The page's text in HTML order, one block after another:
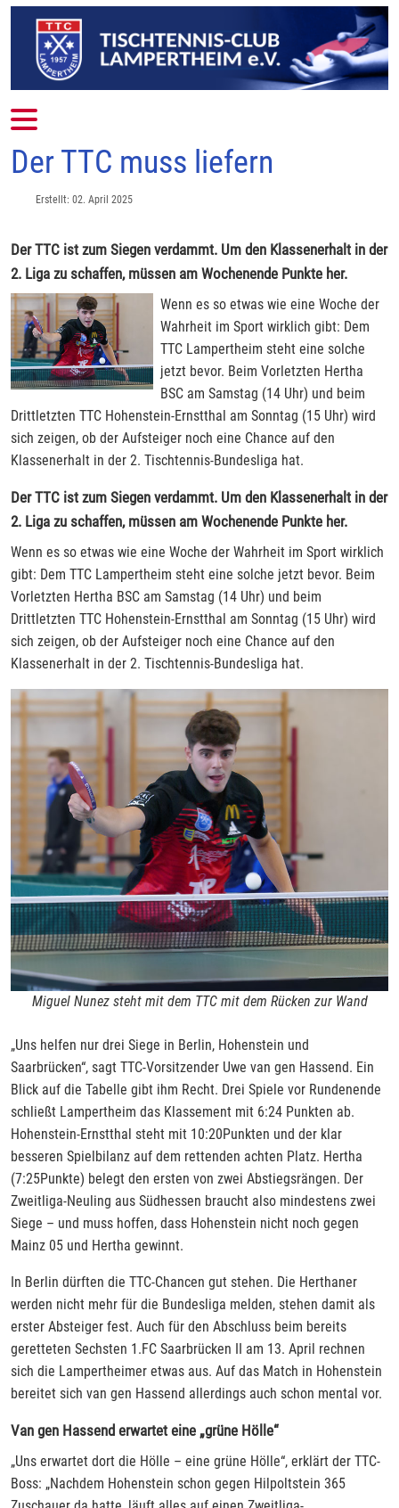
Mobile Menu Toggle
Der TTC muss liefern
Erstellt: 02. April 2025
Der TTC ist zum Siegen verdammt. Um den Klassenerhalt in der
2. Liga zu schaffen, müssen am Wochenende Punkte her.
Wenn es so etwas wie eine Woche der
Wahrheit im Sport wirklich gibt: Dem
TTC Lampertheim steht eine solche
jetzt bevor. Beim Vorletzten Hertha
BSC am Samstag (14 Uhr) und beim
Drittletzten TTC Hohenstein-Ernstthal am Sonntag (15 Uhr) wird
sich zeigen, ob der Aufsteiger noch eine Chance auf den
Klassenerhalt in der 2. Tischtennis-Bundesliga hat.
Der TTC ist zum Siegen verdammt. Um den Klassenerhalt in der
2. Liga zu schaffen, müssen am Wochenende Punkte her.
Wenn es so etwas wie eine Woche der Wahrheit im Sport wirklich
gibt: Dem TTC Lampertheim steht eine solche jetzt bevor. Beim
Vorletzten Hertha BSC am Samstag (14 Uhr) und beim
Drittletzten TTC Hohenstein-Ernstthal am Sonntag (15 Uhr) wird
sich zeigen, ob der Aufsteiger noch eine Chance auf den
Klassenerhalt in der 2. Tischtennis-Bundesliga hat.
Miguel Nunez steht mit dem TTC mit dem Rücken zur Wand
„Uns helfen nur drei Siege in Berlin, Hohenstein und
Saarbrücken“, sagt TTC-Vorsitzender Uwe van gen Hassend. Ein
Blick auf die Tabelle gibt ihm Recht. Drei Spiele vor Rundenende
schließt Lampertheim das Klassement mit 6:24 Punkten ab.
Hohenstein-Ernstthal steht mit 10:20Punkten und der klar
besseren Spielbilanz auf dem rettenden achten Platz. Hertha
(7:25Punkte) belegt den ersten von zwei Abstiegsrängen. Der
Zweitliga-Neuling aus Südhessen braucht also mindestens zwei
Siege – und muss hoffen, dass Hohenstein nicht noch gegen
Mainz 05 und Hertha gewinnt.
In Berlin dürften die TTC-Chancen gut stehen. Die Herthaner
werden nicht mehr für die Bundesliga melden, stehen damit als
erster Absteiger fest. Auch für den Abschluss beim bereits
geretteten Sechsten 1.FC Saarbrücken II am 13. April rechnen
sich die Lampertheimer etwas aus. Auf das Match in Hohenstein
bereitet sich van gen Hassend allerdings auch schon mental vor.
Van gen Hassend erwartet eine „grüne Hölle“
„Uns erwartet dort die Hölle – eine grüne Hölle“, erklärt der TTC-
Boss: „Nachdem Hohenstein schon gegen Hilpoltstein 365